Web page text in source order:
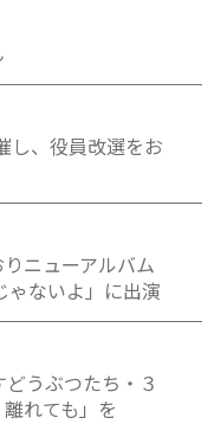
し、役員改選をお
ニューアルバム
ゃないよ」に出演
うぶつたち・３
れても」を